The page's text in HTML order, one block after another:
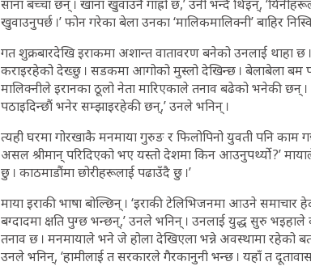
साना बच्चा छन् । खाना खुवाउनै गाह्रो छ,’ उनी भन्दै थिइन्,
खुवाउनुपर्छ ।’ फोन गरेका बेला उनका ‘मालिकमालिक्नी’ बाहिर
गत शुक्रबारदेखि इराकमा अशान्त वातावरण बनेको उनलाई थाहा
कराइरहेको देख्छु । सडकमा आगोको मुस्लो देखिन्छ । बेलाबेला
मालिक्नीले इरानका ठूलो नेता मारिएकाले तनाव बढेको भनेकी छन्
पठाइदिन्छौं भनेर सम्झाइरहेकी छन्,’ उनले भनिन् ।
त्यही घरमा गोरखाकै मनमाया गुरुङ र फिलोपिनो युवती पनि काम
असल श्रीमान् परिदिएको भए यस्तो देशमा किन आउनुपर्थ्यो ?’
छु । काठमाडौंमा छोरीहरूलाई पढाउँदै छु ।’
माया इराकी भाषा बोल्छिन् । ‘इराकी टेलिभिजनमा आउने समाचार
बग्दादमा क्षति पुग्छ भन्छन्,’ उनले भनिन् । उनलाई युद्ध सुरु
तनाव छ । मनमायाले भने जे होला देखिएला भन्ने अवस्थामा रहेको
उनले भनिन्, ‘हामीलाई त सरकारले गैरकानुनी भन्छ । यहाँ त